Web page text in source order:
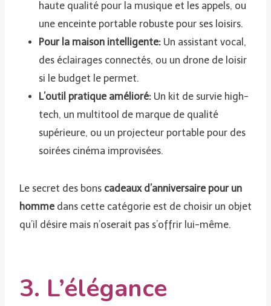
haute qualité pour la musique et les appels, ou
une enceinte portable robuste pour ses loisirs.
Pour la maison intelligente: Un assistant vocal,
des éclairages connectés, ou un drone de loisir
si le budget le permet.
L’outil pratique amélioré: Un kit de survie high-
tech, un multitool de marque de qualité
supérieure, ou un projecteur portable pour des
soirées cinéma improvisées.
Le secret des bons cadeaux d’anniversaire pour un
hommedans cette catégorie est de choisir un objet
qu’il désire mais n’oserait pas s’offrir lui-même.
3. L’élégance